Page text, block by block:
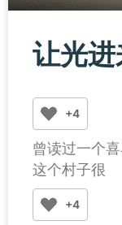
让光进
+4
曾读过一个
这个村子很
+4